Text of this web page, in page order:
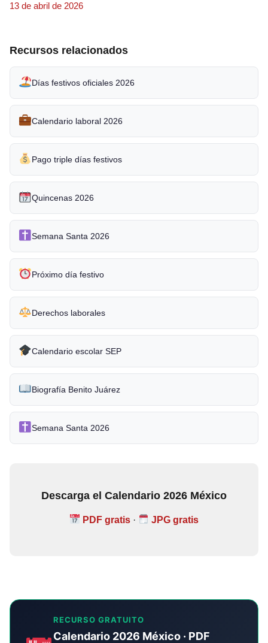
13 de abril de 2026
Recursos relacionados
Días festivos oficiales 2026
Calendario laboral 2026
Pago triple días festivos
Quincenas 2026
Semana Santa 2026
Próximo día festivo
Derechos laborales
Calendario escolar SEP
Biografía Benito Juárez
Semana Santa 2026
Descarga el Calendario 2026 México
PDF gratis · JPG gratis
RECURSO GRATUITO
Calendario 2026 México · PDF